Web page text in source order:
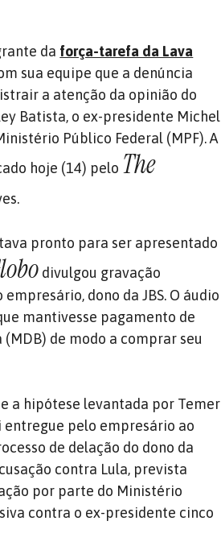
da força-tarefa da Lava
sua equipe que a denúncia
a atenção da opinião do
Batista, o ex-presidente Michel
Público Federal (MPF). A
hoje (14) pelo The
pronto para ser apresentado
divulgou gravação
dono da JBS. O áudio
mantivesse pagamento de
de modo a comprar seu
a hipótese levantada por Temer
entregue pelo empresário ao
de delação do dono da
contra Lula, prevista
por parte do Ministério
contra o ex-presidente cinco